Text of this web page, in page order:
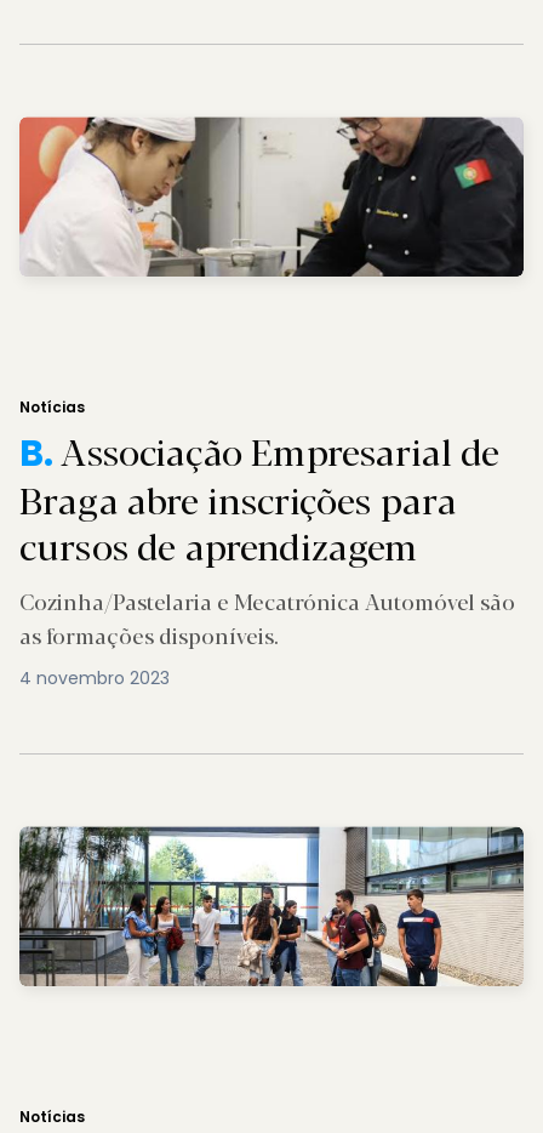
Notícias
B.Associação Empresarial de
Braga abre inscrições para
cursos de aprendizagem
Cozinha/Pastelaria e Mecatrónica Automóvel são
as formações disponíveis.
4 novembro 2023
Notícias